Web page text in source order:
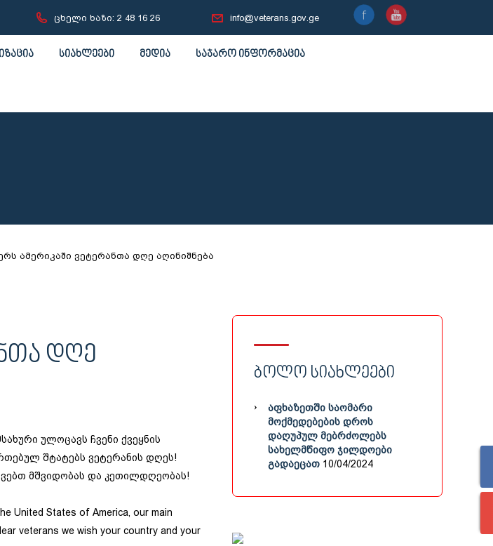
ცხელი ხაზი: 2 48 16 26 info@veterans.gov.ge
სიახლეები მედია საჯარო ინფორმაცია
ამერიკაში ვეტერანთა დღე აღინიშნება
ᲓᲦᲔ
ულოცავს ჩვენი ქვეყნის
შტატებს ვეტერანის დღეს!
მშვიდობას და კეთილდღეობას!
United States of America, our main
veterans we wish your country and your
ᲑᲝᲚᲝ ᲡᲘᲐᲮᲚᲔᲔᲑᲘ
ᲐᲤᲮᲐᲖᲔᲗᲨᲘ ᲡᲐᲝᲛᲐᲠᲘ
ᲛᲝᲥᲛᲔᲓᲔᲑᲔᲑᲘᲡ ᲓᲠᲝᲡ
ᲓᲐᲦᲣᲞᲣᲚ ᲛᲔᲑᲠᲫᲝᲚᲔᲑᲡ
ᲡᲐᲮᲔᲚᲛᲬᲘᲤᲝ ᲯᲘᲚᲓᲝᲔᲑᲘ
ᲒᲐᲓᲐᲔᲪᲐᲗ 10/04/2024